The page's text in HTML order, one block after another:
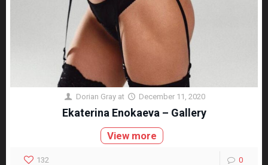
Dorian Gray at December 11, 2020
Ekaterina Enokaeva – Gallery
View more
132 0